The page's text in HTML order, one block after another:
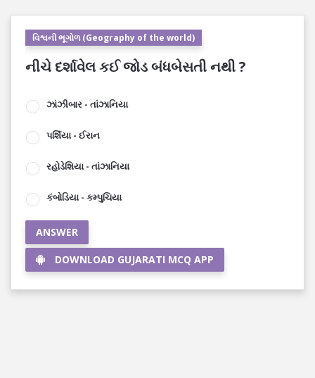
વિશ્વની ભૂગોળ (Geography of the world)
નીચે દર્શાવેલ કઈ જોડ બંધબેસતી નથી ?
ઝાંઝીબાર - તાંઝાનિયા
પર્શિયા - ઈરાન
રહોડેશિયા - તાંઝાનિયા
કંબોડિયા - કમ્પુચિયા
ANSWER
DOWNLOAD GUJARATI MCQ APP